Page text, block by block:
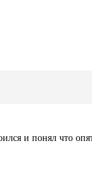
и понял что